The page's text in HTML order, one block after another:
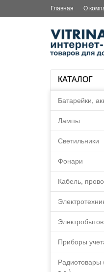
Главная О
КАТАЛОГ
Батарейки,
Лампы
Светильники
Фонари
Кабель,
Приборы
Радиотовары